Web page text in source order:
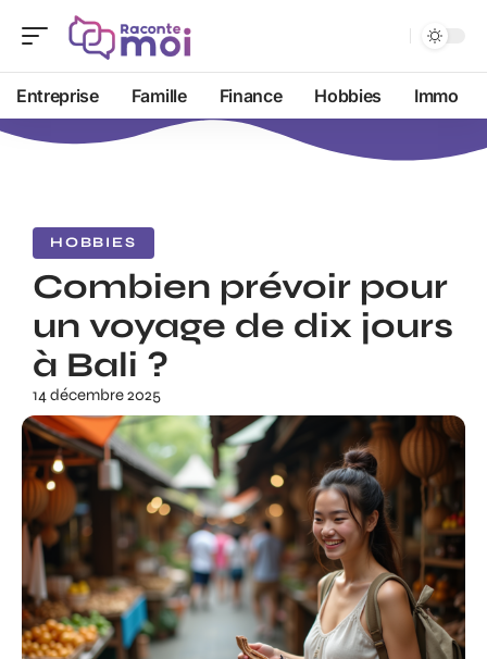
Entreprise Famille Finance Hobbies Immo
HOBBIES
Combien prévoir pour
un voyage de dix jours
à Bali ?
14 décembre 2025